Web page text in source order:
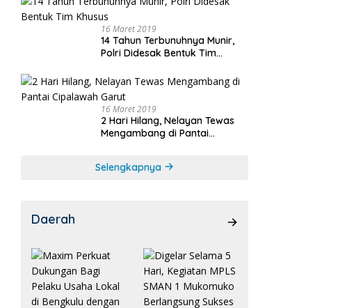
16 Maret 2019
14 Tahun Terbunuhnya Munir,
Polri Didesak Bentuk Tim
16 Maret 2019
2 Hari Hilang, Nelayan Tewas
Mengambang di Pantai
Selengkapnya
Daerah